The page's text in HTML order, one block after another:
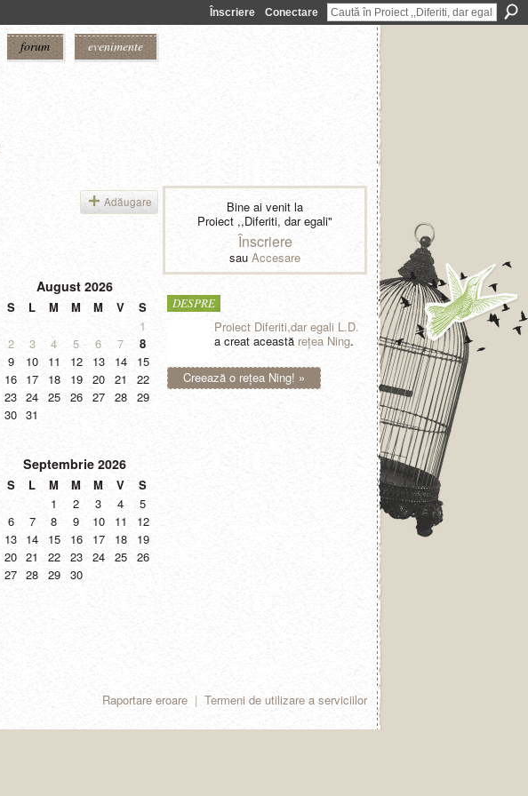
Înscriere Conectare
forum evenimente
Adăugare
August 2026
S L M M M V
S
1
2
3 4 5 6 7
8
9
10 11 12 13 14
15
16 17 18 19 20 21
22
23 24 25 26 27 28
29
30 31
Septembrie 2026
S L M M M V
S
1
2 3 4
5
6
7 8 9 10 11
12
13 14 15 16 17 18
19
20 21 22 23 24 25
26
27 28 29 30
Bine ai venit la
Proiect ,,Diferiti, dar egali"
Înscriere
sau Accesare
DESPRE
Proiect Diferiti,dar egali L.D.
a creat această reţea Ning.
Creează o reţea Ning! »
Raportare eroare | Termeni de utilizare a serviciilor